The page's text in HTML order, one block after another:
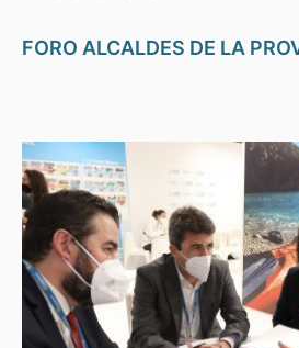
FORO ALCALDES DE LA